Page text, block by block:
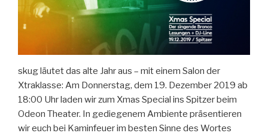
skug läutet das alte Jahr aus – mit einem Salon der
Xtraklasse: Am Donnerstag, dem 19. Dezember 2019 ab
18:00 Uhr laden wir zum Xmas Special ins Spitzer beim
Odeon Theater. In gediegenem Ambiente präsentieren
wir euch bei Kaminfeuer im besten Sinne des Wortes